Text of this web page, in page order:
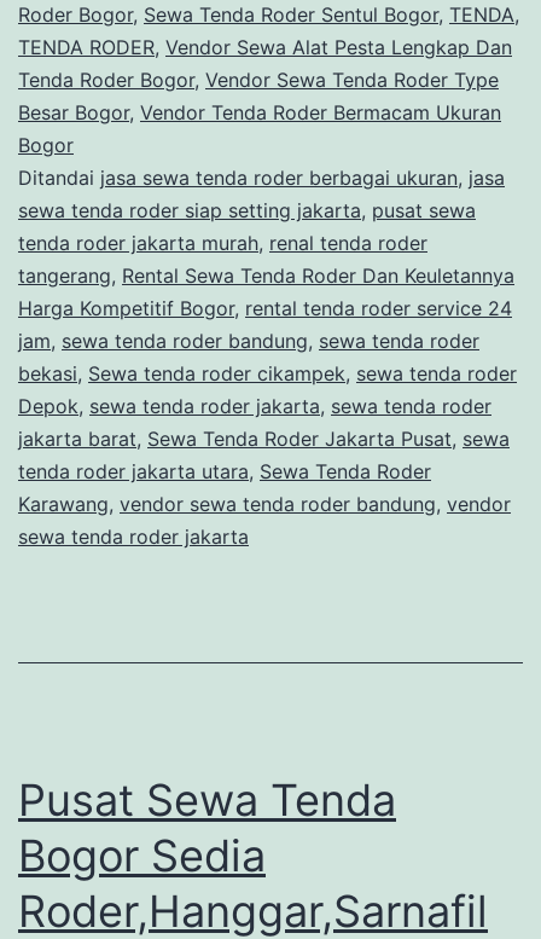
Roder Bogor, Sewa Tenda Roder Sentul Bogor, TENDA,
TENDA RODER, Vendor Sewa Alat Pesta Lengkap Dan
Tenda Roder Bogor, Vendor Sewa Tenda Roder Type
Besar Bogor, Vendor Tenda Roder Bermacam Ukuran
Bogor
Ditandai jasa sewa tenda roder berbagai ukuran, jasa
sewa tenda roder siap setting jakarta, pusat sewa
tenda roder jakarta murah, renal tenda roder
tangerang, Rental Sewa Tenda Roder Dan Keuletannya
Harga Kompetitif Bogor, rental tenda roder service 24
jam, sewa tenda roder bandung, sewa tenda roder
bekasi, Sewa tenda roder cikampek, sewa tenda roder
Depok, sewa tenda roder jakarta, sewa tenda roder
jakarta barat, Sewa Tenda Roder Jakarta Pusat, sewa
tenda roder jakarta utara, Sewa Tenda Roder
Karawang, vendor sewa tenda roder bandung, vendor
sewa tenda roder jakarta
Pusat Sewa Tenda
Bogor Sedia
Roder,Hanggar,Sarnafil